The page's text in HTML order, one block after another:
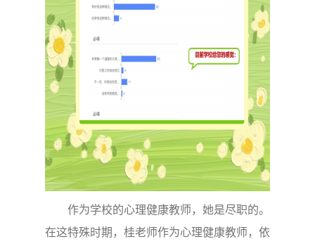
作为学校的心理健康教师，她是尽职的。
在这特殊时期，桂老师作为心理健康教师，依